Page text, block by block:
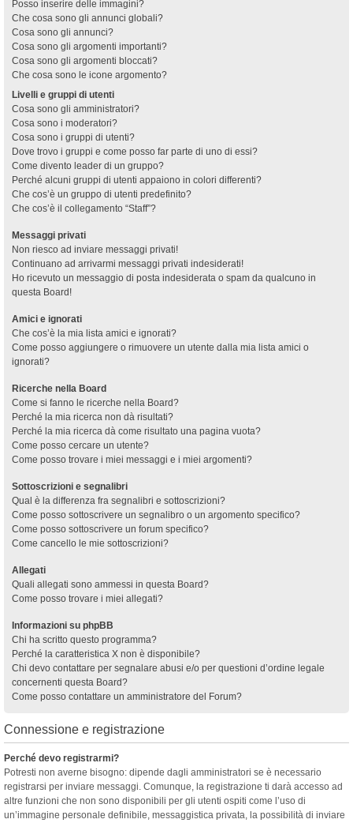
Posso inserire delle immagini?
Che cosa sono gli annunci globali?
Cosa sono gli annunci?
Cosa sono gli argomenti importanti?
Cosa sono gli argomenti bloccati?
Che cosa sono le icone argomento?
Livelli e gruppi di utenti
Cosa sono gli amministratori?
Cosa sono i moderatori?
Cosa sono i gruppi di utenti?
Dove trovo i gruppi e come posso far parte di uno di essi?
Come divento leader di un gruppo?
Perché alcuni gruppi di utenti appaiono in colori differenti?
Che cos’è un gruppo di utenti predefinito?
Che cos’è il collegamento “Staff”?
Messaggi privati
Non riesco ad inviare messaggi privati!
Continuano ad arrivarmi messaggi privati indesiderati!
Ho ricevuto un messaggio di posta indesiderata o spam da qualcuno in
questa Board!
Amici e ignorati
Che cos’è la mia lista amici e ignorati?
Come posso aggiungere o rimuovere un utente dalla mia lista amici o
ignorati?
Ricerche nella Board
Come si fanno le ricerche nella Board?
Perché la mia ricerca non dà risultati?
Perché la mia ricerca dà come risultato una pagina vuota?
Come posso cercare un utente?
Come posso trovare i miei messaggi e i miei argomenti?
Sottoscrizioni e segnalibri
Qual è la differenza fra segnalibri e sottoscrizioni?
Come posso sottoscrivere un segnalibro o un argomento specifico?
Come posso sottoscrivere un forum specifico?
Come cancello le mie sottoscrizioni?
Allegati
Quali allegati sono ammessi in questa Board?
Come posso trovare i miei allegati?
Informazioni su phpBB
Chi ha scritto questo programma?
Perché la caratteristica X non è disponibile?
Chi devo contattare per segnalare abusi e/o per questioni d’ordine legale
concernenti questa Board?
Come posso contattare un amministratore del Forum?
Connessione e registrazione
Perché devo registrarmi?
Potresti non averne bisogno: dipende dagli amministratori se è necessario
registrarsi per inviare messaggi. Comunque, la registrazione ti darà accesso ad
altre funzioni che non sono disponibili per gli utenti ospiti come l’uso di
un’immagine personale definibile, messaggistica privata, la possibilità di inviare